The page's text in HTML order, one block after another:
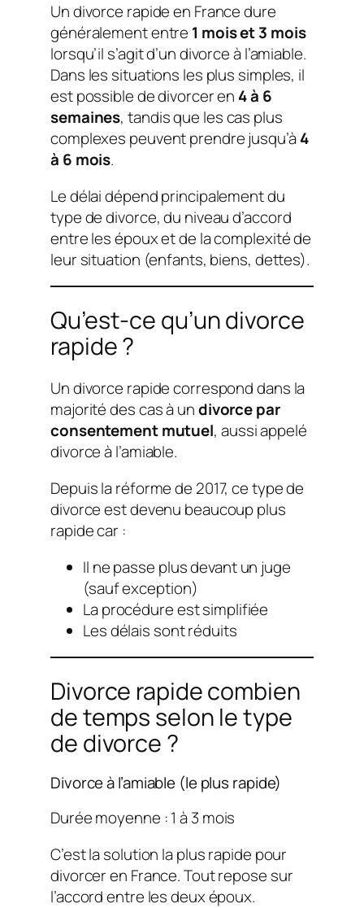
Un divorce rapide en France dure
généralement entre 1 mois et 3 mois
lorsqu’il s’agit d’un divorce à l’amiable.
Dans les situations les plus simples, il
est possible de divorcer en 4 à 6
semaines, tandis que les cas plus
complexes peuvent prendre jusqu’à4
à 6 mois.
Le délai dépend principalement du
type de divorce, du niveau d’accord
entre les époux et de la complexité de
leur situation (enfants, biens, dettes).
Qu’est-ce qu’un divorce
rapide ?
Un divorce rapide correspond dans la
majorité des cas à undivorce par
consentement mutuel, aussi appelé
divorce à l’amiable.
Depuis la réforme de 2017, ce type de
divorce est devenu beaucoup plus
rapide car :
Il ne passe plus devant un juge
(sauf exception)
La procédure est simplifiée
Les délais sont réduits
Divorce rapide combien
de temps selon le type
de divorce ?
Divorce à l’amiable (le plus rapide)
Durée moyenne : 1 à 3 mois
C’est la solution la plus rapide pour
divorcer en France. Tout repose sur
l’accord entre les deux époux.